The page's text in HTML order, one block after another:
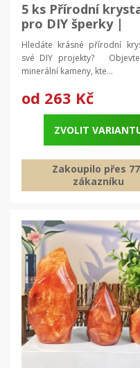
5 ks Přírodní
pro DIY šperky |
minerální kameny,
ploché korálky,
minerály
Hledáte krásné přírodní
své DIY projekty?
minerální kameny, kte...
od 263 Kč
ZVOLIT
Zakoupilo přes
zákazníku